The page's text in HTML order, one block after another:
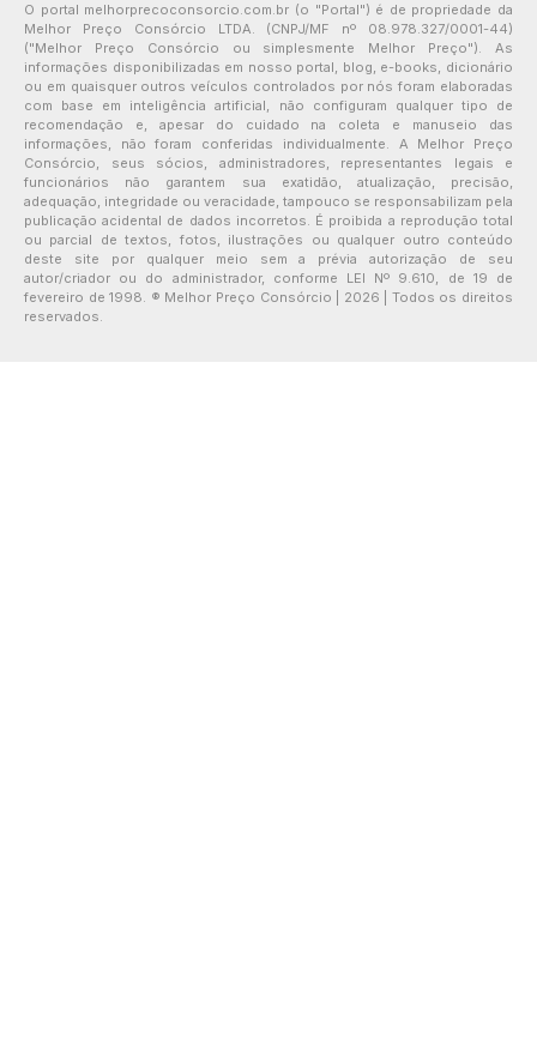
O portal melhorprecoconsorcio.com.br (o "Portal") é de propriedade da
Melhor Preço Consórcio LTDA. (CNPJ/MF nº 08.978.327/0001-44)
("Melhor Preço Consórcio ou simplesmente Melhor Preço"). As
informações disponibilizadas em nosso portal, blog, e-books, dicionário
ou em quaisquer outros veículos controlados por nós foram elaboradas
com base em inteligência artificial, não configuram qualquer tipo de
recomendação e, apesar do cuidado na coleta e manuseio das
informações, não foram conferidas individualmente. A Melhor Preço
Consórcio, seus sócios, administradores, representantes legais e
funcionários não garantem sua exatidão, atualização, precisão,
adequação, integridade ou veracidade, tampouco se responsabilizam pela
publicação acidental de dados incorretos. É proibida a reprodução total
ou parcial de textos, fotos, ilustrações ou qualquer outro conteúdo
deste site por qualquer meio sem a prévia autorização de seu
autor/criador ou do administrador, conforme LEI Nº 9.610, de 19 de
fevereiro de 1998. ® Melhor Preço Consórcio | 2026 | Todos os direitos
reservados.